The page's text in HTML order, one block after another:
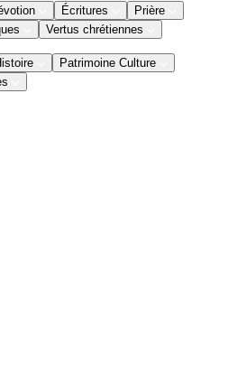
Écritures
Prière
Vertus chrétiennes
Patrimoine Culture